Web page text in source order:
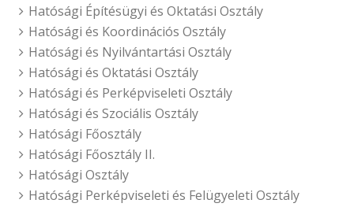
Hatósági Építésügyi és Oktatási Osztály
Hatósági és Koordinációs Osztály
Hatósági és Nyilvántartási Osztály
Hatósági és Oktatási Osztály
Hatósági és Perképviseleti Osztály
Hatósági és Szociális Osztály
Hatósági Főosztály
Hatósági Főosztály II.
Hatósági Osztály
Hatósági Perképviseleti és Felügyeleti Osztály